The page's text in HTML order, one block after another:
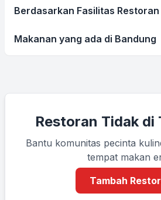
Berdasarkan Fasilitas Restoran
Makanan yang ada di Bandung
Restoran Tidak di
Bantu komunitas pecinta
tempat makan
Tambah